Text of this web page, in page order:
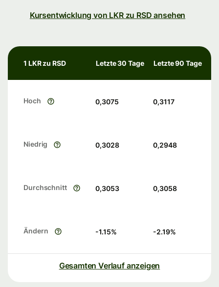
Kursentwicklung von LKR zu RSD ansehen
1 LKR zu RSD Letzte 30 Tage Letzte 90 Tage
Hoch 0,3075 0,3117
Niedrig 0,3028 0,2948
Durchschnitt 0,3053 0,3058
Ändern -1.15% -2.19%
Gesamten Verlauf anzeigen